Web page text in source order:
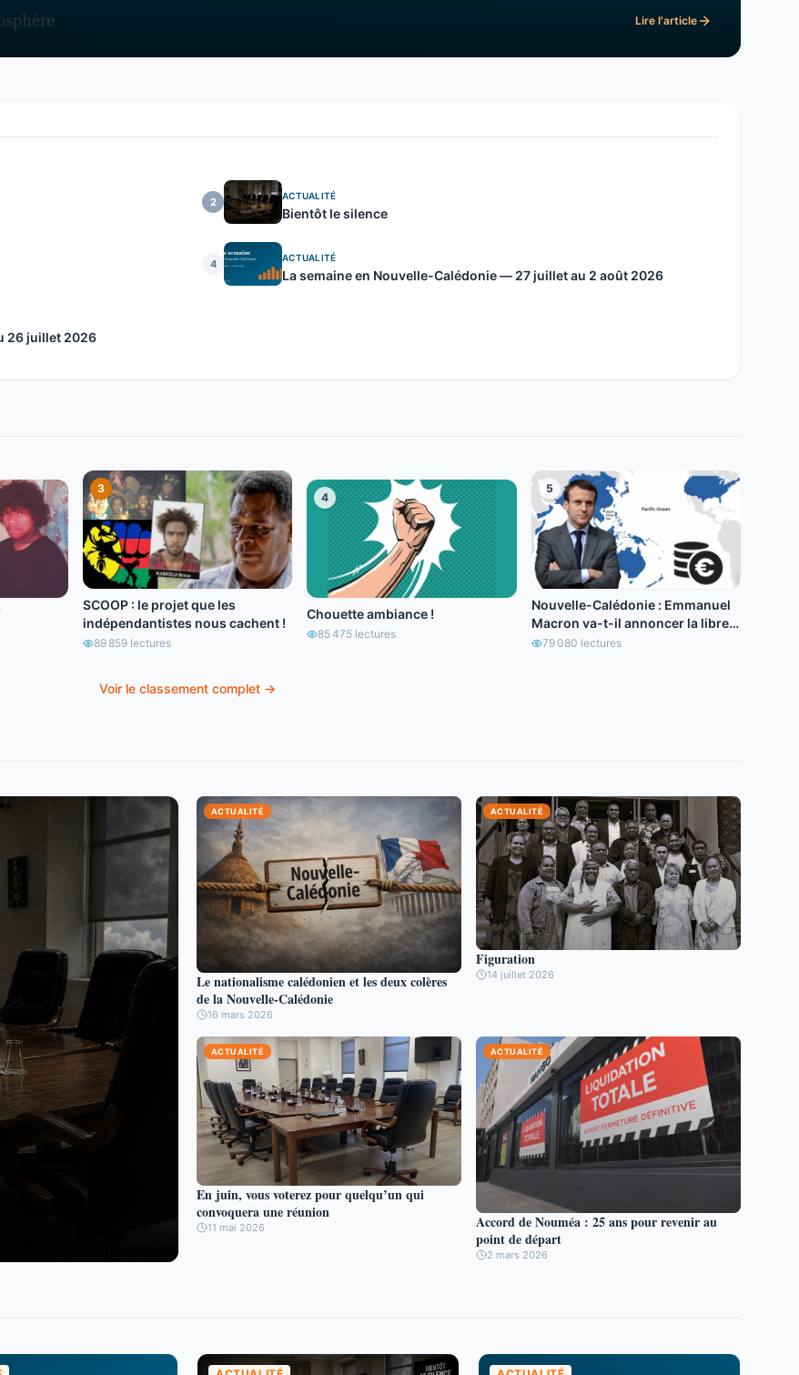
et aucun des trois n’est celui qu’on
Lire l'article
2
ACTUALITÉ
Bientôt le silence
4
ACTUALITÉ
La semaine en Nouvelle-Calédonie — 27 juillet au 2 août 2026
26 juillet 2026
3
SCOOP : le projet que les
indépendantistes nous cachent !
89 859lectures
4
Chouette ambiance !
85 475 lectures
5
Nouvelle-Calédonie : Emmanuel
Macron va-t-il annoncer la libre
circulation de l’euro ?
79 080 lectures
Voir le classement complet →
ACTUALITÉ
Le nationalisme calédonien et les deux colères
de la Nouvelle-Calédonie
16 mars 2026
ACTUALITÉ
Figuration
14 juillet 2026
ACTUALITÉ
En juin, vous voterez pour quelqu’un qui
convoquera une réunion
11 mai 2026
ACTUALITÉ
Accord de Nouméa : 25 ans pour revenir au
point de départ
2 mars 2026